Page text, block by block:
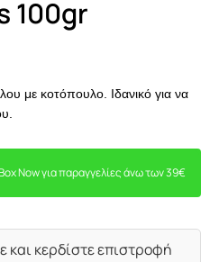
100gr
με κοτόπουλο. Ιδανικό για να
Now για παραγγελίες άνω των 39€
και κερδίστε επιστροφή